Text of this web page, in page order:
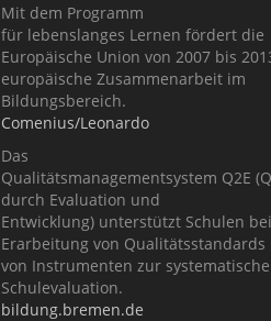
Mit dem Programm
für lebenslanges Lernen fördert die
Europäische Union von 2007 bis
europäische Zusammenarbeit im
Bildungsbereich.
Comenius/Leonardo
Das
Qualitätsmanagementsystem Q2E
durch Evaluation und
Entwicklung) unterstützt Schulen
Erarbeitung von Qualitätsstandards
von Instrumenten zur
Schulevaluation.
bildung.bremen.de